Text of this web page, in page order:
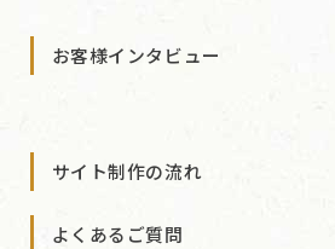
お客様インタビュー
サイト制作の流れ
よくあるご質問